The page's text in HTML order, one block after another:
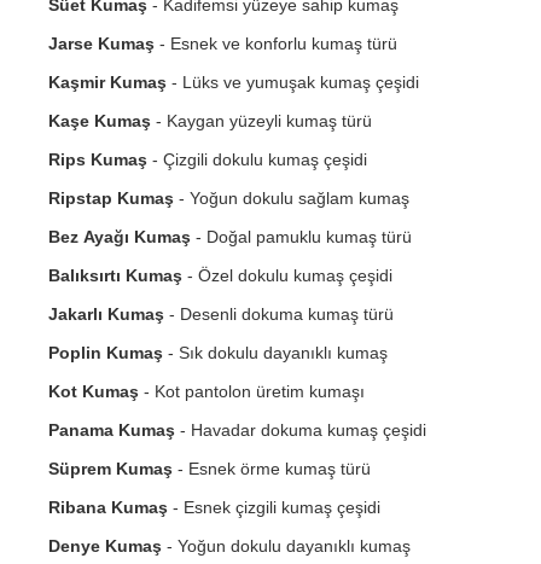
Süet Kumaş - Kadifemsi yüzeye sahip kumaş
Jarse Kumaş - Esnek ve konforlu kumaş türü
Kaşmir Kumaş - Lüks ve yumuşak kumaş çeşidi
Kaşe Kumaş - Kaygan yüzeyli kumaş türü
Rips Kumaş - Çizgili dokulu kumaş çeşidi
Ripstap Kumaş - Yoğun dokulu sağlam kumaş
Bez Ayağı Kumaş - Doğal pamuklu kumaş türü
Balıksırtı Kumaş - Özel dokulu kumaş çeşidi
Jakarlı Kumaş - Desenli dokuma kumaş türü
Poplin Kumaş - Sık dokulu dayanıklı kumaş
Kot Kumaş - Kot pantolon üretim kumaşı
Panama Kumaş - Havadar dokuma kumaş çeşidi
Süprem Kumaş - Esnek örme kumaş türü
Ribana Kumaş - Esnek çizgili kumaş çeşidi
Denye Kumaş - Yoğun dokulu dayanıklı kumaş